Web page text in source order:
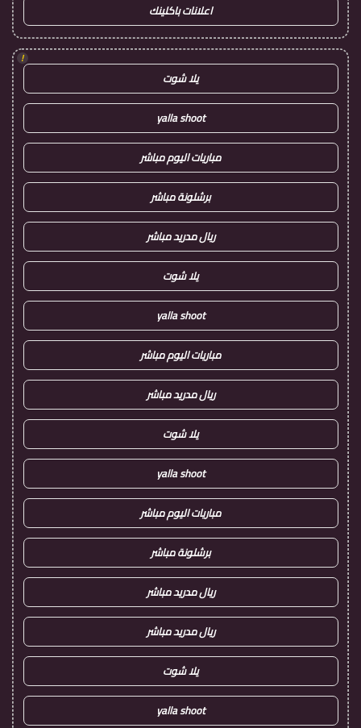
اعلانات باكلينك
!
يلا شوت
yalla shoot
مباريات اليوم مباشر
برشلونة مباشر
ريال مدريد مباشر
يلا شوت
yalla shoot
مباريات اليوم مباشر
ريال مدريد مباشر
يلا شوت
yalla shoot
مباريات اليوم مباشر
برشلونة مباشر
ريال مدريد مباشر
ريال مدريد مباشر
يلا شوت
yalla shoot